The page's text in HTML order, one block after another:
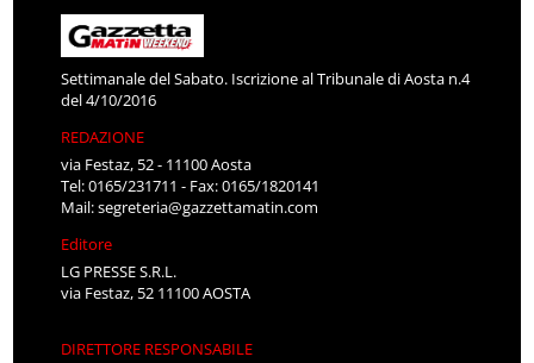
Settimanale del Sabato. Iscrizione al Tribunale di Aosta n.4
del 4/10/2016
REDAZIONE
via Festaz, 52 - 11100 Aosta
Tel: 0165/231711 - Fax: 0165/1820141
Mail:segreteria@gazzettamatin.com
Editore
LG PRESSE S.R.L.
via Festaz, 52 11100 AOSTA
DIRETTORE RESPONSABILE